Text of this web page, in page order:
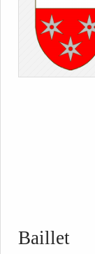
Baillet